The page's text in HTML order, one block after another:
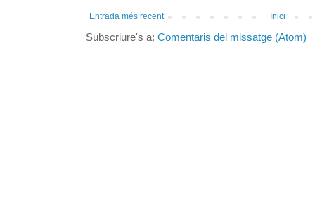
Entrada més recent Inici
Subscriure's a: Comentaris del missatge (Atom)